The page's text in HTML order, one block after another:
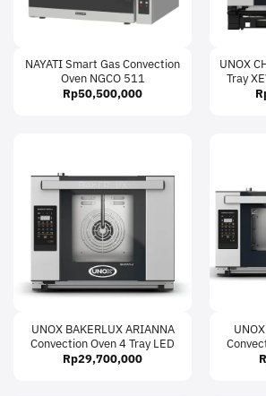
NAYATI Smart Gas Convection
Oven NGCO 511
Rp50,500,000
UNOX
Tray
UNOX BAKERLUX ARIANNA
Convection Oven 4 Tray LED
Rp29,700,000